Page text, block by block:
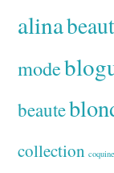
alina
mode
beaute
collection coquine